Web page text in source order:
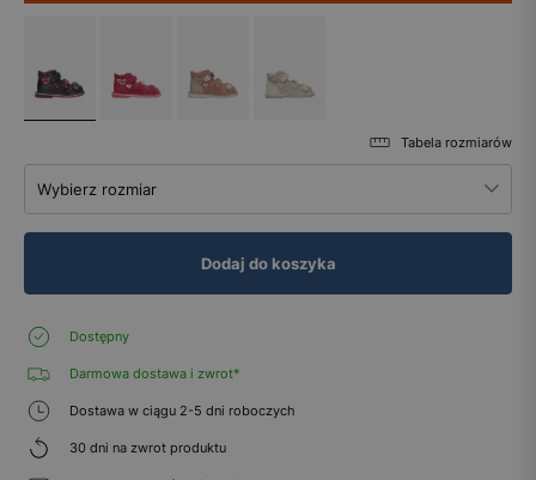
Tabela rozmiarów
Wybierz rozmiar
Dodaj do koszyka
Dostępny
Darmowa dostawa i zwrot*
Dostawa w ciągu 2-5 dni roboczych
30 dni na zwrot produktu